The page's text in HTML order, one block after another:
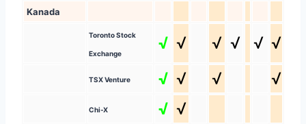
Kanada
Toronto Stock
Exchange
√ √ √ √ √ √
TSX Venture √ √ √ √
Chi-X √ √